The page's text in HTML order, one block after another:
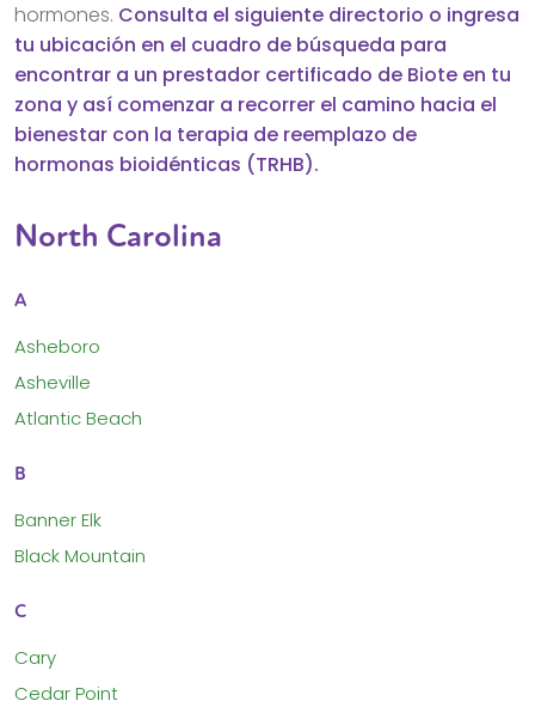
hormones. Consulta el siguiente directorio o ingresa
tu ubicación en el cuadro de búsqueda para
encontrar a un prestador certificado de Biote en tu
zona y así comenzar a recorrer el camino hacia el
bienestar con la terapia de reemplazo de
hormonas bioidénticas (TRHB).
North Carolina
A
Asheboro
Asheville
Atlantic Beach
B
Banner Elk
Black Mountain
C
Cary
Cedar Point